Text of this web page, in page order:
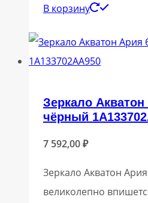
В корзину
Зеркало
чёрный
7 592,00₽
Зеркало Акватон
великолепно